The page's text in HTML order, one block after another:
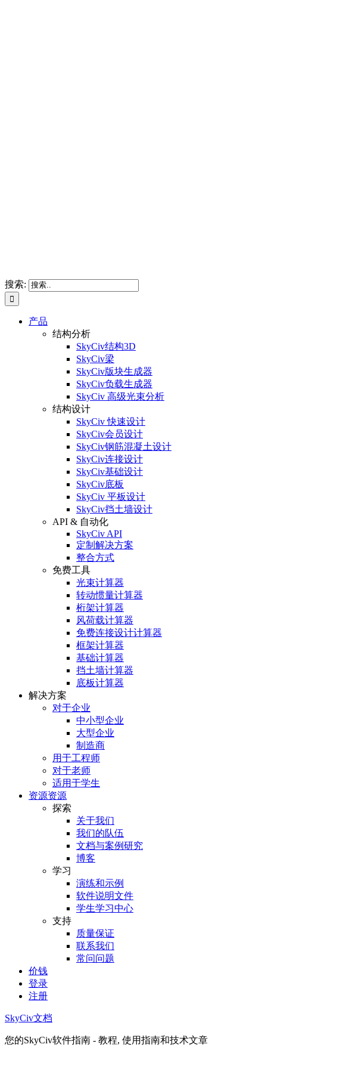
搜索:
产品
结构分析
SkyCiv结构3D
SkyCiv梁
SkyCiv版块生成器
SkyCiv负载生成器
SkyCiv 高级光束分析
结构设计
SkyCiv 快速设计
SkyCiv会员设计
SkyCiv钢筋混凝土设计
SkyCiv连接设计
SkyCiv基础设计
SkyCiv底板
SkyCiv 平板设计
SkyCiv挡土墙设计
API & 自动化
SkyCiv API
定制解决方案
整合方式
免费工具
光束计算器
转动惯量计算器
桁架计算器
风荷载计算器
免费连接设计计算器
框架计算器
基础计算器
挡土墙计算器
底板计算器
解决方案
对于企业
中小型企业
大型企业
制造商
用于工程师
对于老师
适用于学生
资源资源
探索
关于我们
我们的队伍
文档与案例研究
博客
学习
演练和示例
软件说明文件
学生学习中心
支持
质量保证
联系我们
常问问题
价钱
登录
注册
SkyCiv文档
您的SkyCiv软件指南 - 教程, 使用指南和技术文章